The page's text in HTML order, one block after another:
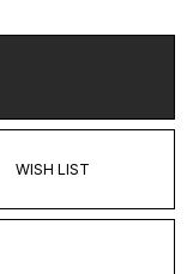
WISH LIST